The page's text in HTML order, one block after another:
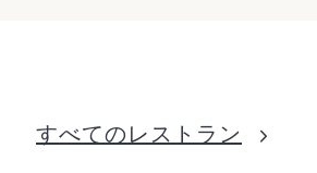
すべてのレストラン